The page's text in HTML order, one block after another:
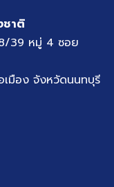
ชาติ
39 หมู่ 4 ซอย
มือง จังหวัดนนทบุรี